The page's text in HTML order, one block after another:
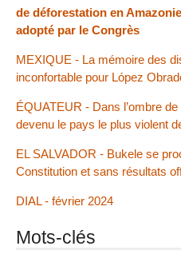
de déforestation en
adopté par le Congrès
MEXIQUE - La mémoire des
inconfortable pour López
ÉQUATEUR - Dans l’ombre
devenu le pays le plus violent
EL SALVADOR - Bukele se
Constitution et sans résultats
DIAL - février 2024
Mots-clés